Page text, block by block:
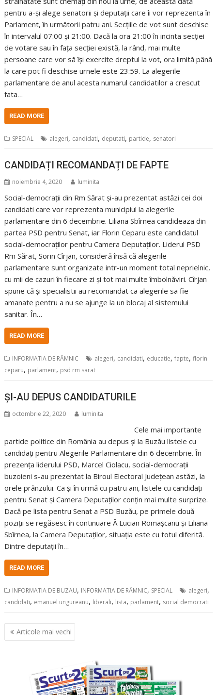
pentru a-și alege senatorii și deputații care îi vor reprezenta în
Parlament, în următorii patru ani. Secțiile de vot sunt deschise
în intervalul 07:00 și 21:00. Dacă la ora 21:00 în incinta secției
de votare sau în fața secției există, la rând, mai multe
persoane care vor să își exercite dreptul la vot, ora limită până
la care pot fi deschise urnele este 23:59. La alegerile
parlamentare de anul acesta numarul candidatilor a crescut
fata…
READ MORE
SPECIAL alegeri, candidati, deputati, partide, senatori
CANDIDAȚI RECOMANDAȚI DE FAPTE
noiembrie 4, 2020 luminita
Social-democrații din Rm Sărat și-au prezentat astăzi cei doi
candidati care vor reprezenta municipiul la alegerile
parlamentare din 6 decembrie. Liliana Sbîrnea candideaza din
partea PSD pentru Senat, iar Florin Ceparu este candidatul
social-democraților pentru Camera Deputaților. Liderul PSD
Rm Sărat, Sorin Cîrjan, consideră însă că alegerile
parlamentare sunt organizate intr-un moment total neprielnic,
cu mii de cazuri în fiecare zi și tot mai multe îmbolnăviri. Cîrjan
spune că și specialistii au recomandat ca alegerile sa fie
amanate pentru a nu se ajunge la un blocaj al sistemului
sanitar. În…
READ MORE
INFORMATIA DE RÂMNIC alegeri, candidati, educatie,fapte,florin
ceparu, parlament, psd rm sarat
ȘI-AU DEPUS CANDIDATURILE
octombrie 22, 2020 luminita
Cele mai importante
partide politice din România au depus și la Buzău listele cu
candidați pentru Alegerile Parlamentare din 6 decembrie. În
prezența liderului PSD, Marcel Ciolacu, social-democrații
buzoieni s-au prezentat la Biroul Electoral Județean astăzi, la
orele prânzului. Ca și în urmă cu patru ani, listele cu candidați
pentru Senat și Camera Deputaților conțin mai multe surprize.
Dacă pe lista pentru Senat a PSD Buzău, pe primele două
poziții se regăsesc în continuare Â Lucian Romașcanu și Liliana
Sbîrnea, la Camera Deputaților, situația este cu totul diferită.
Dintre deputații în…
READ MORE
INFORMATIA DE BUZAU, INFORMATIA DE RÂMNIC, SPECIAL alegeri,
candidati, emanuel ungureanu, liberali, lista, parlament, social democrati
Navigare
în
Articole mai vechi